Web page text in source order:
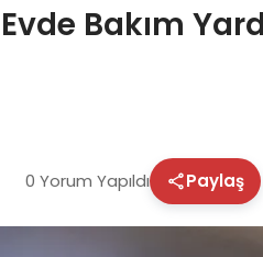
Bakım
0 Yorum Yapıldı Paylaş